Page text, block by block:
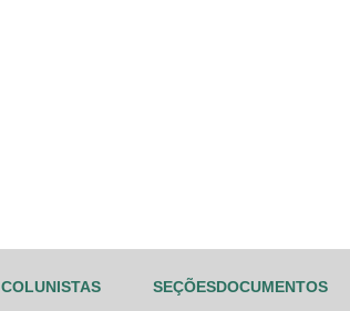
COLUNISTAS
SEÇÕESDOCUMENTOS